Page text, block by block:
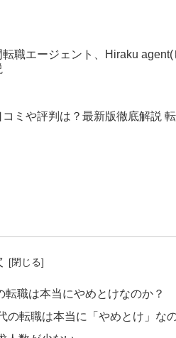
職エージェント、Hiraku
ミや評判は？最新版徹底解説
転職は本当にやめとけなのか？
の転職は本当に「やめとけ」な